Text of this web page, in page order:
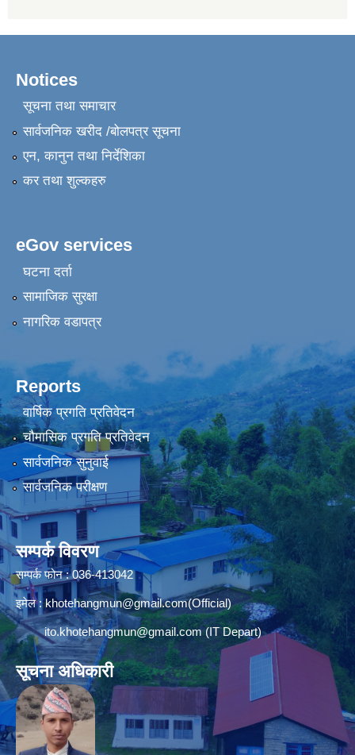
Notices
सूचना तथा समाचार
सार्वजनिक खरीद /बोलपत्र सूचना
एन, कानुन तथा निर्देशिका
कर तथा शुल्कहरु
eGov services
घटना दर्ता
सामाजिक सुरक्षा
नागरिक वडापत्र
Reports
वार्षिक प्रगति प्रतिवेदन
चौमासिक प्रगति प्रतिवेदन
सार्वजनिक सुनुवाई
सार्वजनिक परीक्षण
सम्पर्क विवरण
सम्पर्क फोन : 036-413042
इमेल :khotehangmun@gmail.com(Official)
ito.khotehangmun@gmail.com(IT Depart)
सूचना अधिकारी